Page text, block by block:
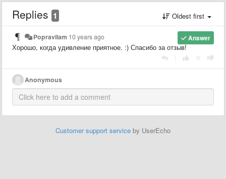
Replies 1 Oldest first
Answer
Popravilam 10 years ago
Хорошо, когда удивление приятное. :) Спасибо за отзыв!
Anonymous
Customer support service by UserEcho